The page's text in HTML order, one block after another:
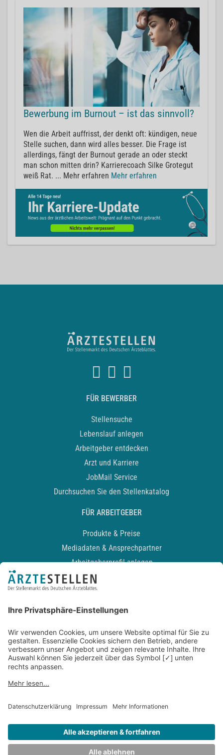
Bewerbung im Burnout – ist das sinnvoll?
Wen die Arbeit auffrisst, der denkt oft: kündigen, neue
Stelle suchen, dann wird alles besser. Die Frage ist
allerdings, fängt der Burnout gerade an oder steckt
man schon mitten drin? Karrierecoach Silke Grotegut
weiß Rat. ... Mehr erfahren Mehr erfahren
FÜR BEWERBER
Stellensuche
Lebenslauf anlegen
Arbeitgeber entdecken
Arzt und Karriere
JobMail Service
Durchsuchen Sie den Stellenkatalog
FÜR ARBEITGEBER
Produkte & Preise
Mediadaten & Ansprechpartner
Arbeitgeberprofil anlegen
Recruiting-Podcast
Kontakt
Datenschutz
Newsletter